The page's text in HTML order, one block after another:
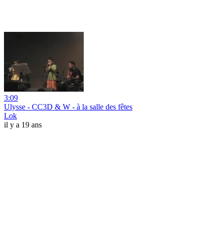
3:09
Ulysse - CC3D & W - à la salle des fêtes
Lok
il y a 19 ans